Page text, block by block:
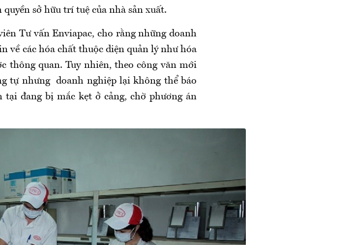
sở hữu trí tuệ của nhà sản xuất.
Tư vấn Enviapac, cho rằng những doanh
về các hóa chất thuộc diện quản lý như hóa
thông quan. Tuy nhiên, theo công văn mới
tự nhưng doanh nghiệp lại không thể báo
đang bị mắc kẹt ở cảng, chờ phương án